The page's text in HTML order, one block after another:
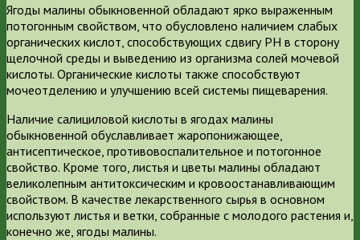
Ягоды малины обыкновенной обладают ярко выраженным
потогонным свойством, что обусловлено наличием слабых
органических кислот, способствующих сдвигу РН в сторону
щелочной среды и выведению из организма солей мочевой
кислоты. Органические кислоты также способствуют
мочеотделению и улучшению всей системы пищеварения.
Наличие салициловой кислоты в ягодах малины
обыкновенной обуславливает жаропонижающее,
антисептическое, противовоспалительное и потогонное
свойство. Кроме того, листья и цветы малины обладают
великолепным антитоксическим и кровоостанавливающим
свойством. В качестве лекарственного сырья в основном
используют листья и ветки, собранные с молодого растения и,
конечно же, ягоды малины.